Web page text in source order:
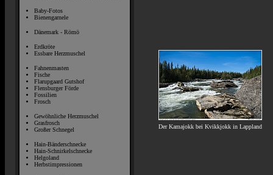
Baby-Fotos
Bienengarnele
Dänemark - Römö
Erdkröte
Essbare Herzmuschel
Fahnenmasten
Fische
Flarupgaard Gutshof
Flensburger Förde
Fossilien
Frosch
Gewöhnliche Herzmuschel
Grasfrosch
Großer Schnegel
Hain-Bänderschnecke
Hain-Schnirkelschnecke
Helgoland
Herbstimpressionen
Der Kamajokk bei Kvikkjokk in Lappland